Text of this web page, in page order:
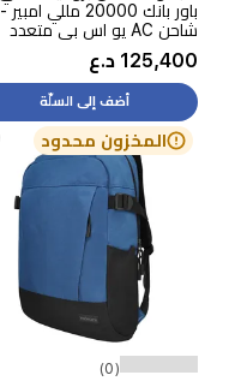
باور بانك 20000 مللي امبير -
شاحن AC يو اس بي متعدد
الوظائف - اسود
125,400 د.ع
أضف إلى السلّة
المخزون محدود
(0)